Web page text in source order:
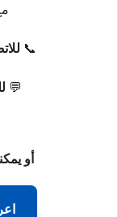
📞
💬
أو